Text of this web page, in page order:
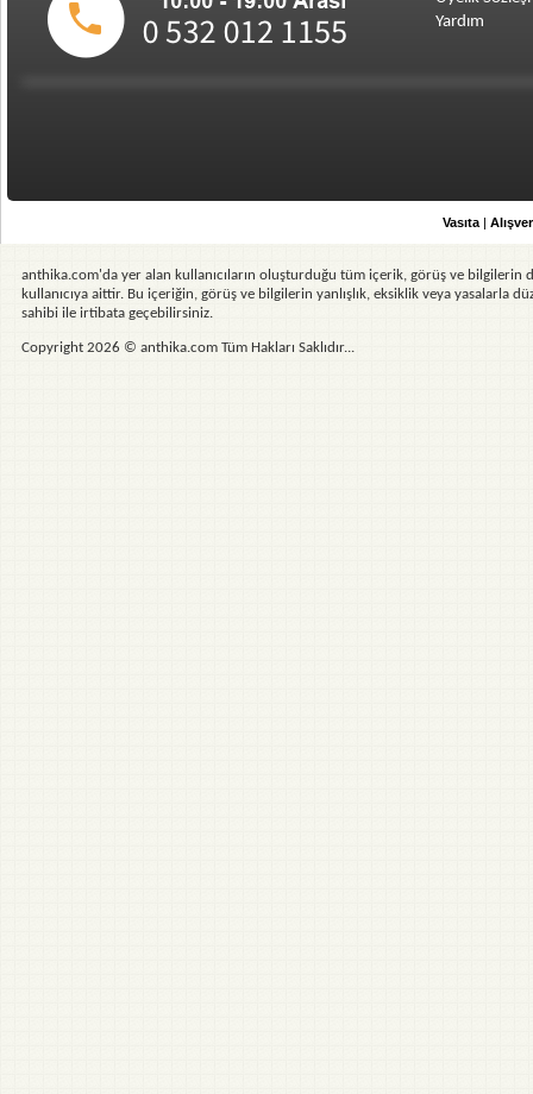
Yardım
anthika.com'da yer alan kullanıcıların oluşturduğu tüm içerik, görüş ve
kullanıcıya aittir. Bu içeriğin, görüş ve bilgilerin yanlışlık, eksiklik veya yasalarla
sahibi ile irtibata geçebilirsiniz.
Copyright 2026 © anthika.com Tüm Hakları Saklıdır...
Vasıta |